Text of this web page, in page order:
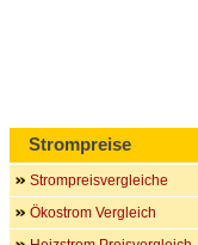
Strompreise
Strompreisvergleiche
Ökostrom Vergleich